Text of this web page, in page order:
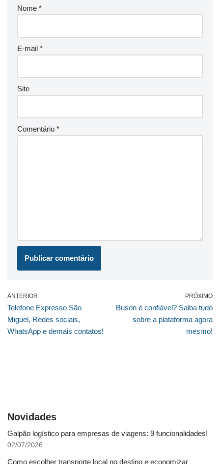
Nome *
E-mail *
Site
Comentário *
ANTERIOR
Telefone Expresso São
Miguel, Redes sociais,
WhatsApp e demais contatos!
PRÓXIMO
Buson é confiável? Saiba tudo
sobre a plataforma agora
mesmo!
Novidades
Galpão logístico para empresas de viagens: 9 funcionalidades!
02/07/2026
Como escolher transporte local no destino e economizar